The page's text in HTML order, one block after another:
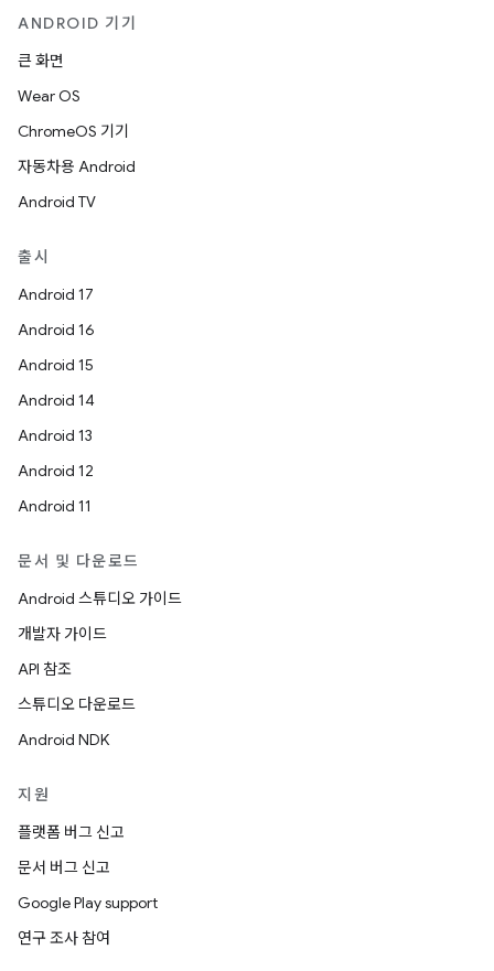
ANDROID 기기
큰 화면
Wear OS
ChromeOS 기기
자동차용 Android
Android TV
출시
Android 17
Android 16
Android 15
Android 14
Android 13
Android 12
Android 11
문서 및 다운로드
Android 스튜디오 가이드
개발자 가이드
API 참조
스튜디오 다운로드
Android NDK
지원
플랫폼 버그 신고
문서 버그 신고
Google Play support
연구 조사 참여